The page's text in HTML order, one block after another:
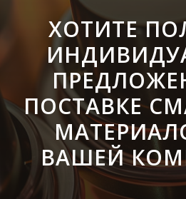
ХОТИТЕ
ПОСТАВКЕ
ВАШЕЙ